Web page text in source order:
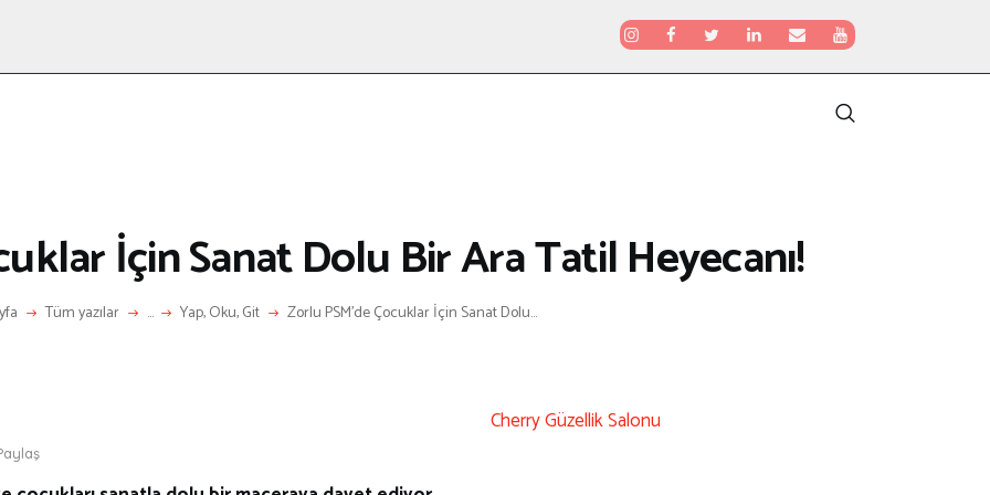
İçin Sanat Dolu Bir Ara Tatil Heyecanı!
Tüm yazılar ... Yap, Oku, Git Zorlu PSM’de Çocuklar İçin Sanat Dolu...
Cherry Güzellik Salonu